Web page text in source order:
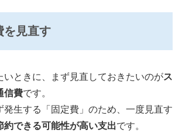
を見直す
いときに、まず見直しておきたいのがス
信費です。
発生する「固定費」のため、一度見直す
約できる可能性が高い支出です。